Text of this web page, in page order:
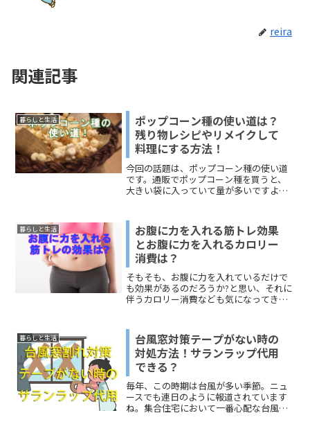
reira
関連記事
暮らしと生活
ポップコーン種の使い道は？
残り物レシピやリメイクして
料理にする方法！
今回の話題は、ポップコーン種の使い道
です。通販でポップコーン種を買うと、
大きい袋に入っていて量が多いですよ
ジでは、「ポップコーン種の使い道！味
のアレンジ」「ポップコーンの残り物を
使ったレシピ」「ポップコーンをリメイ
クして料理にする方法」をお伝えしま
す。どうぞ、参考にしてください。
暮らしと生活
お腹に力を入れる筋トレ効果
とお腹に力を入れるカロリー
消費は？
そもそも、お腹に力を入れているだけで
も効果があるのだろうか?と思い、それに
伴うカロリー消費なども気になってきた
してみてくださいね＾＾
暮らしと生活
台風窓対策テープがない時の
対処方法！サランラップ代用
できる？
毎年、この時期は台風が多い季節。ニュ
ースでも連日のように報道されています
ね。集合住宅において一番心配な台風の